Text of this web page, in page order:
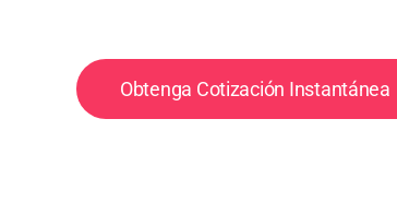
Obtenga Cotización Instantánea